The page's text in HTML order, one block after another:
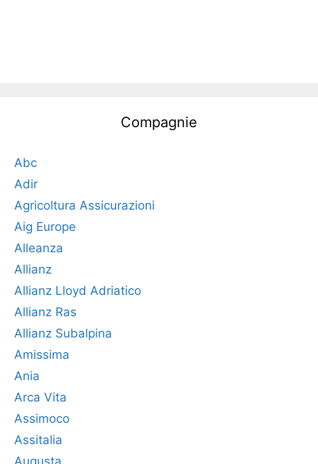
Compagnie
Abc
Adir
Agricoltura Assicurazioni
Aig Europe
Alleanza
Allianz
Allianz Lloyd Adriatico
Allianz Ras
Allianz Subalpina
Amissima
Ania
Arca Vita
Assimoco
Assitalia
Augusta